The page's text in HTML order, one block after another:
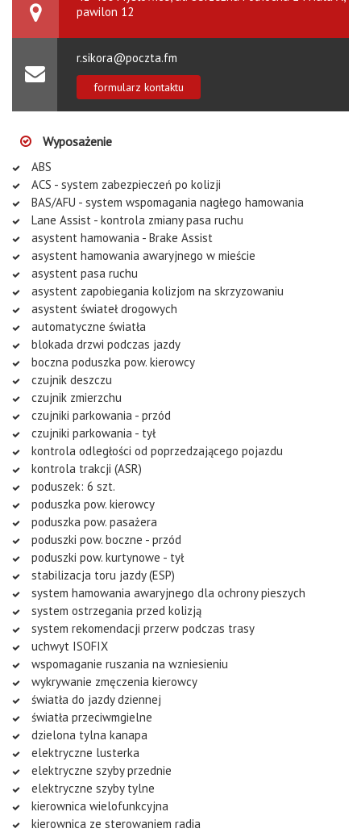
pawilon 12
r.sikora@poczta.fm
formularz kontaktu
Wyposażenie
ABS
ACS - system zabezpieczeń po kolizji
BAS/AFU - system wspomagania nagłego hamowania
Lane Assist - kontrola zmiany pasa ruchu
asystent hamowania - Brake Assist
asystent hamowania awaryjnego w mieście
asystent pasa ruchu
asystent zapobiegania kolizjom na skrzyzowaniu
asystent świateł drogowych
automatyczne światła
blokada drzwi podczas jazdy
boczna poduszka pow. kierowcy
czujnik deszczu
czujnik zmierzchu
czujniki parkowania - przód
czujniki parkowania - tył
kontrola odległości od poprzedzającego pojazdu
kontrola trakcji (ASR)
poduszek: 6 szt.
poduszka pow. kierowcy
poduszka pow. pasażera
poduszki pow. boczne - przód
poduszki pow. kurtynowe - tył
stabilizacja toru jazdy (ESP)
system hamowania awaryjnego dla ochrony pieszych
system ostrzegania przed kolizją
system rekomendacji przerw podczas trasy
uchwyt ISOFIX
wspomaganie ruszania na wzniesieniu
wykrywanie zmęczenia kierowcy
światła do jazdy dziennej
światła przeciwmgielne
dzielona tylna kanapa
elektryczne lusterka
elektryczne szyby przednie
elektryczne szyby tylne
kierownica wielofunkcyjna
kierownica ze sterowaniem radia